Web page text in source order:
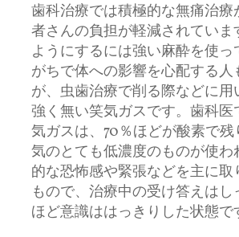
歯科治療では積極的な無痛治療
者さんの負担が軽減されていま
ようにするには強い麻酔を使っ
がちで体への影響を心配する人
が、虫歯治療で削る際などに用
強く無い笑気ガスです。歯科医
気ガスは、70％ほどが酸素で
気のとても低濃度のものが使わ
的な恐怖感や緊張などを主に取
もので、治療中の受け答えはし
ほど意識ははっきりした状態で